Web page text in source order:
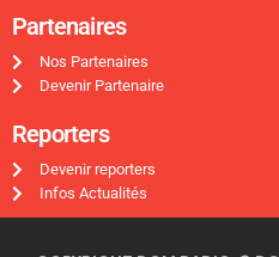
Partenaires
Nos Partenaires
Devenir Partenaire
Reporters
Devenir reporters
Infos Actualités